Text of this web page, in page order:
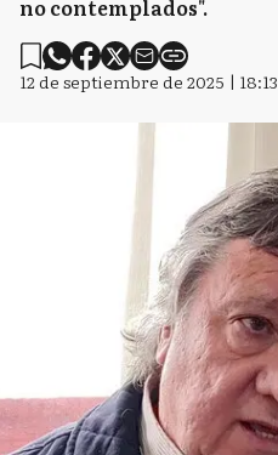
no contemplados".
12 de septiembre de 2025 | 18:13